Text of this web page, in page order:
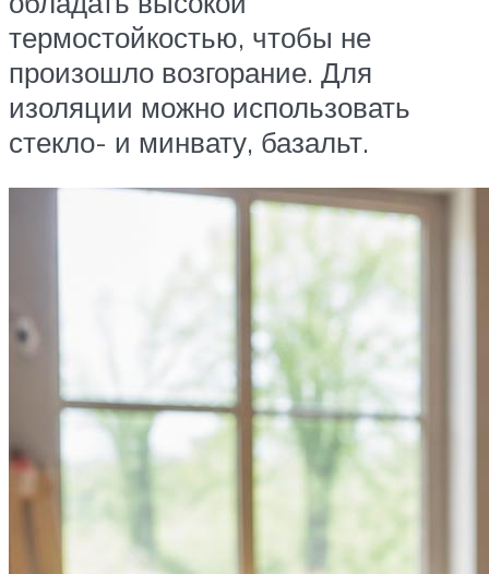
термостойкостью, чтобы не
произошло возгорание. Для
изоляции можно использовать
стекло- и минвату, базальт.